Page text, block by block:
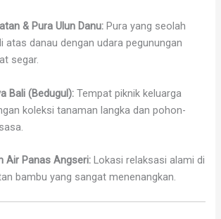
& Pura Ulun Danu: Pura yang seolah
atas danau dengan udara pegunungan
segar.
Bali (Bedugul): Tempat piknik keluarga
koleksi tanaman langka dan pohon-
Air Panas Angseri: Lokasi relaksasi alami di
bambu yang sangat menenangkan.